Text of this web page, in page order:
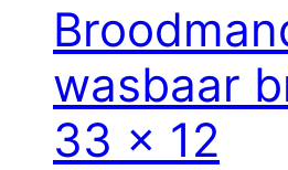
wasbaar
33 x 12